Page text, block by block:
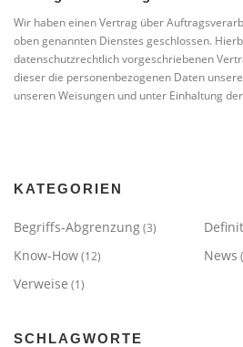
Wir haben einen Vertrag über
oben genannten Dienstes geschlossen.
datenschutzrechtlich vorgeschriebenen
dieser die personenbezogenen Daten
unseren Weisungen und unter Einhaltung
KATEGORIEN
Begriffs-Abgrenzung(3)
Know-How(12) News
Verweise (1)
SCHLAGWORTE